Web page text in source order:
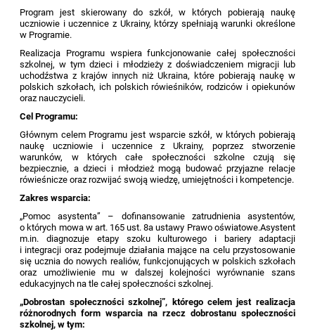
Program jest skierowany do szkół, w których pobierają naukę
uczniowie i uczennice z Ukrainy, którzy spełniają warunki określone
w Programie.
Realizacja Programu wspiera funkcjonowanie całej społeczności
szkolnej, w tym dzieci i młodzieży z doświadczeniem migracji lub
uchodźstwa z krajów innych niż Ukraina, które pobierają naukę w
polskich szkołach, ich polskich rówieśników, rodziców i opiekunów
oraz nauczycieli.
Cel Programu:
Głównym celem Programu jest wsparcie szkół, w których pobierają
naukę uczniowie i uczennice z Ukrainy, poprzez stworzenie
warunków, w których całe społeczności szkolne czują się
bezpiecznie, a dzieci i młodzież mogą budować przyjazne relacje
rówieśnicze oraz rozwijać swoją wiedzę, umiejętności i kompetencje.
Zakres wsparcia:
„Pomoc asystenta” – dofinansowanie zatrudnienia asystentów,
o których mowa w art. 165 ust. 8a ustawy Prawo oświatowe.Asystent
m.in. diagnozuje etapy szoku kulturowego i bariery adaptacji
i integracji oraz podejmuje działania mające na celu przystosowanie
się ucznia do nowych realiów, funkcjonujących w polskich szkołach
oraz umożliwienie mu w dalszej kolejności wyrównanie szans
edukacyjnych na tle całej społeczności szkolnej.
„Dobrostan społeczności szkolnej”, którego celem jest realizacja
różnorodnych form wsparcia na rzecz dobrostanu społeczności
szkolnej, w tym: